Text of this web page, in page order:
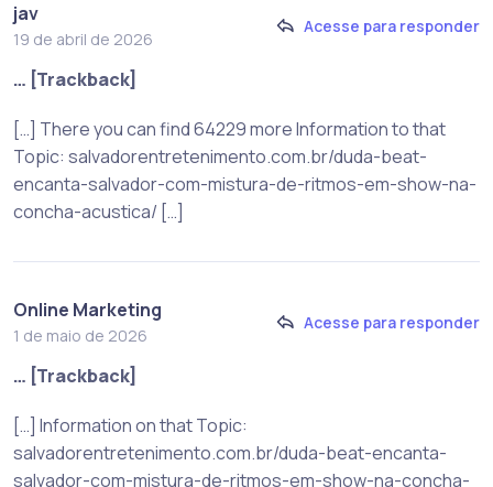
jav
19 de abril de 2026
Acesse para responder
… [Trackback]
[…] There you can find 64229 more Information to that
Topic: salvadorentretenimento.com.br/duda-beat-
encanta-salvador-com-mistura-de-ritmos-em-show-na-
concha-acustica/ […]
Online Marketing
1 de maio de 2026
Acesse para responder
… [Trackback]
[…] Information on that Topic:
salvadorentretenimento.com.br/duda-beat-encanta-
salvador-com-mistura-de-ritmos-em-show-na-concha-